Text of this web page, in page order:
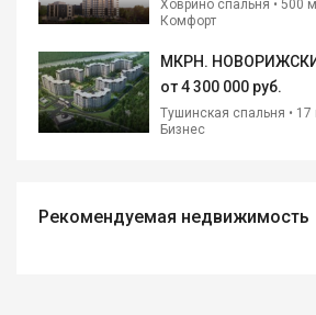
Ховрино спальня • 500
Комфорт
МКРН.
от4 300 000 руб.
Тушинская спальня • 17
Бизнес
Рекомендуемая недвижимость